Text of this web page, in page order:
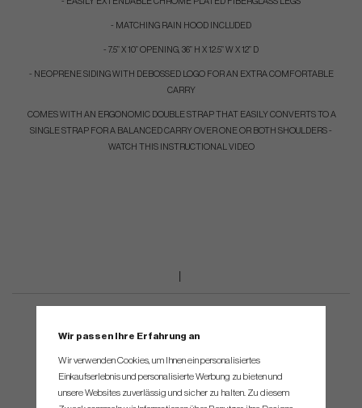
- MATCHING RAIN HOOD INCLUDED
- 7.5” X 10” OPENING, 36” H X 12.5” W X 12” D
- NEOPRENE SIDING WITH DEBOSSED LOGO FOR AN EXTRA COMFORTABLE
CARRY
COMES WITH AN ERGONOMIC DOUBLE STRAP THAT EASILY CONVERTS TO A
SINGLE STRAP FOR A BALANCED CARRY OVER ONE OR BOTH SHOULDERS -
WATCH THIS INSTRUCTIONAL VIDEO
Wir passen Ihre Erfahrung an
Wir verwenden Cookies, um Ihnen ein personalisiertes
Einkaufserlebnis und personalisierte Werbung zu bieten und
unsere Websites zuverlässig und sicher zu halten. Zu diesem